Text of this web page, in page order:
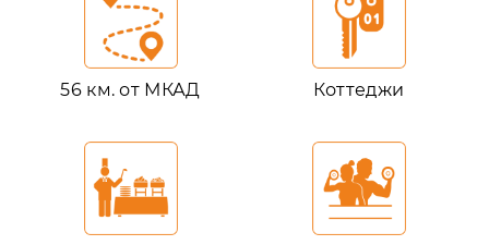
56 км. от МКАД Коттеджи